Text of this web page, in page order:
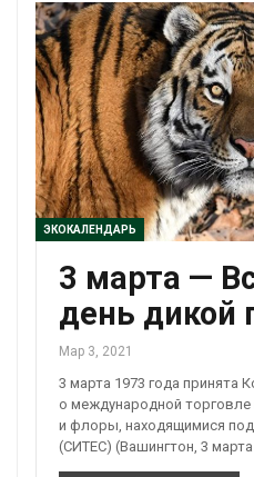
ЭКОКАЛЕНДАРЬ
3 марта —
день дикой
Мар 3, 2021
3 марта 1973 года принята
о международной
и флоры, находящимися под
(СИТЕС) (Вашингтон, 3